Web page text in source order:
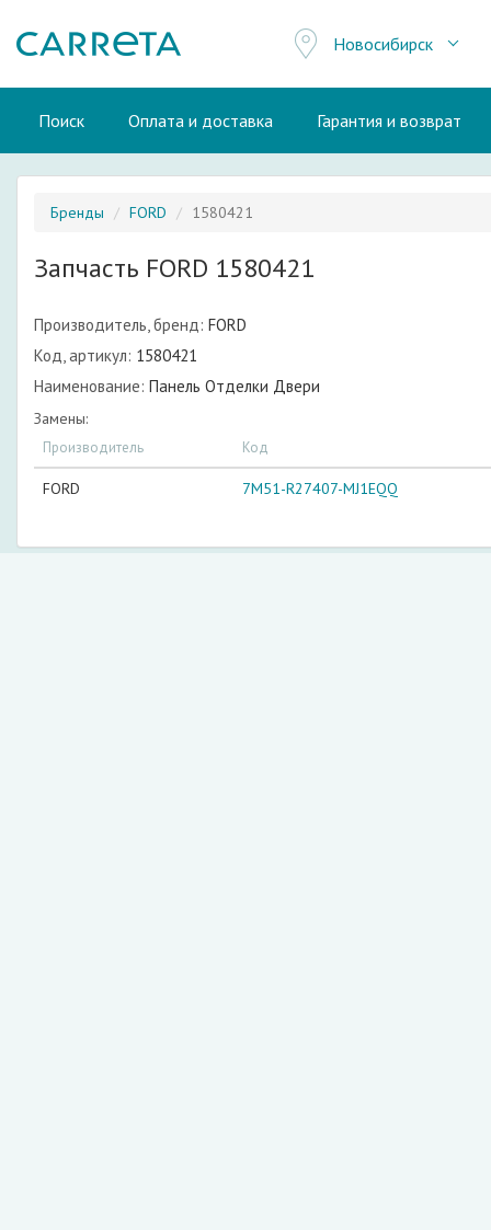
Новосибирск
Поиск Оплата и доставка Гарантия и возврат
Бренды FORD 1580421
Запчасть FORD 1580421
Производитель, бренд: FORD
Код, артикул: 1580421
Наименование: Панель Отделки Двери
Замены:
Производитель Код
FORD 7M51-R27407-MJ1EQQ